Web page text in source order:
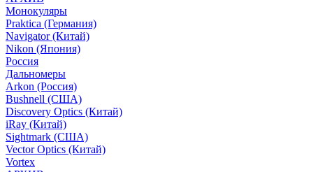
Монокуляры
Praktica (Германия)
Navigator (Китай)
Nikon (Япония)
Россия
Дальномеры
Arkon (Россия)
Bushnell (США)
Discovery Optics (Китай)
iRay (Китай)
Sightmark (США)
Vector Optics (Китай)
Vortex